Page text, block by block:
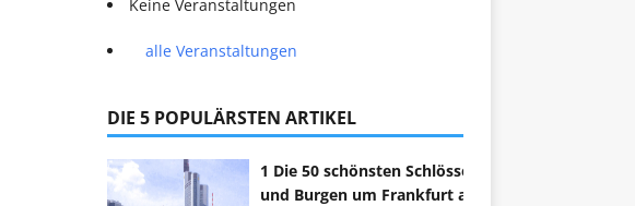
Keine Veranstaltungen
alle Veranstaltungen
DIE 5 POPULÄRSTEN ARTIKEL
1 Die 50 schönsten Schlösser
und Burgen um Frankfurt am